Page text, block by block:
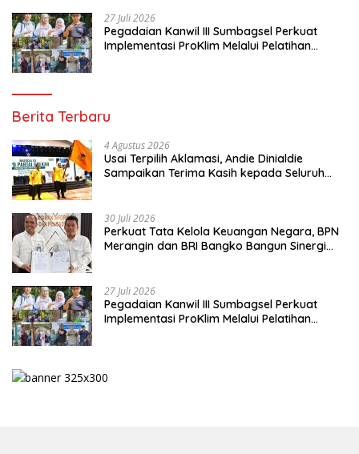
27 Juli 2026
Pegadaian Kanwil III Sumbagsel Perkuat
Implementasi ProKlim Melalui Pelatihan
Berita Terbaru
4 Agustus 2026
Usai Terpilih Aklamasi, Andie Dinialdie
Sampaikan Terima Kasih kepada Seluruh
30 Juli 2026
Perkuat Tata Kelola Keuangan Negara, BPN
Merangin dan BRI Bangko Bangun Sinergi
27 Juli 2026
Pegadaian Kanwil III Sumbagsel Perkuat
Implementasi ProKlim Melalui Pelatihan